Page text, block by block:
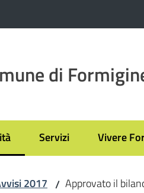
di
selezionato
Servizi Vivere
2017 / Approvato il